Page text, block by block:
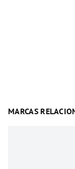
MARCAS